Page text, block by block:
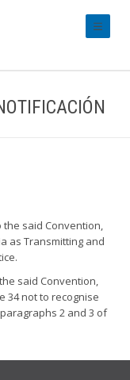
the said Convention,
as Transmitting and
said Convention,
34 not to recognise
2 and 3 of